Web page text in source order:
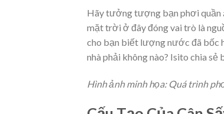
Hãy tưởng tượng bạn phơi quần
mặt trời ở đây đóng vai trò là
cho bạn biết lượng nước đã bốc
nhà phải không nào? Isito chia sẻ
Hình ảnh minh họa: Quá trình